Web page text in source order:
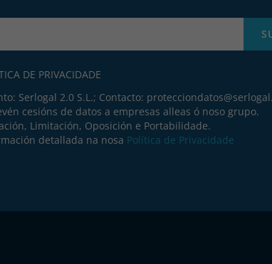
DE PRIVACIDADE
Serlogal 2.0 S.L.; Contacto:
cesións de datos a empresas alleas ó noso grupo.
Limitación, Oposición e Portabilidade.
detallada na nosa Política de Privacidade